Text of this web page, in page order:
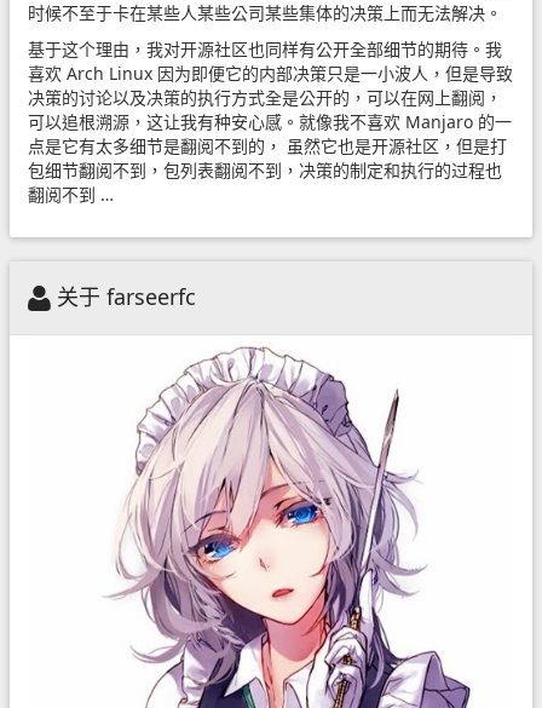
时候不至于卡在某些人某些公司某些集体的决策上而无法解决。
基于这个理由，我对开源社区也同样有公开全部细节的期待。我
喜欢 Arch Linux 因为即便它的内部决策只是一小波人，但是导致
决策的讨论以及决策的执行方式全是公开的，可以在网上翻阅，
可以追根溯源，这让我有种安心感。就像我不喜欢 Manjaro 的一
点是它有太多细节是翻阅不到的， 虽然它也是开源社区，但是打
包细节翻阅不到，包列表翻阅不到，决策的制定和执行的过程也
翻阅不到 …
关于 farseerfc